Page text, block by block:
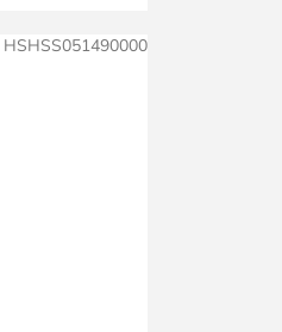
HSHSS051490000